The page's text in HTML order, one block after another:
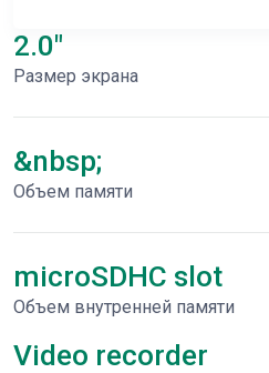
2.0"
Размер экрана
&nbsp;
Объем памяти
microSDHC slot
Объем внутренней памяти
Video recorder